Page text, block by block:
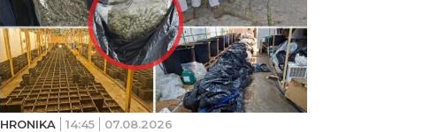
HRONIKA 14:45 07.08.2026